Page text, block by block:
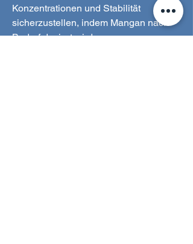
Konzentrationen und Stabilität
sicherzustellen, indem Mangan nach
Bedarf dosiert wird.